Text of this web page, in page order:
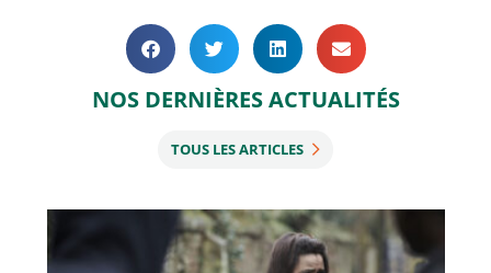
NOS DERNIÈRES ACTUALITÉS
TOUS LES ARTICLES